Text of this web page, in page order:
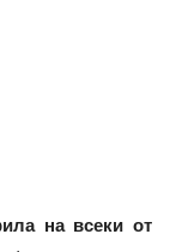
на всеки от